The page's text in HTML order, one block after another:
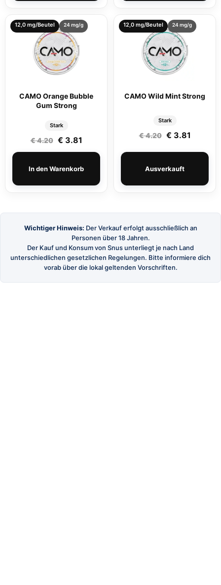
12,0 mg/Beutel 24 mg/g
CAMO Orange Bubble
Gum Strong
Stark
€4.20 Ursprünglicher Preis war: € 4.20
€ 3.81 Aktueller Preis ist: € 3.81.
In den Warenkorb
12,0 mg/Beutel 24 mg/g
CAMO Wild Mint Strong
Stark
€4.20 € 3.81
Ausverkauft
Wichtiger Hinweis: Der Verkauf erfolgt ausschließlich an
Personen über 18 Jahren.
Der Kauf und Konsum von Snus unterliegt je nach Land
unterschiedlichen gesetzlichen Regelungen. Bitte informiere dich
vorab über die lokal geltenden Vorschriften.